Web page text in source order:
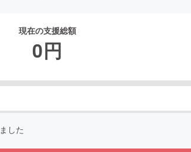
現在の支援総額
0円
した